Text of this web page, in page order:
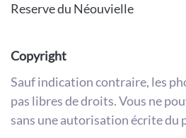
Reserve du Néouvielle
Copyright
Sauf indication contraire, les
pas libres de droits. Vous ne
sans une autorisation écrite du